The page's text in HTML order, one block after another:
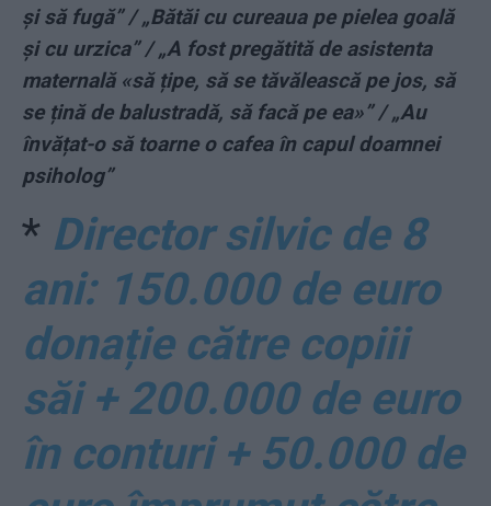
și să fugă” / „Bătăi cu cureaua pe pielea goală
și cu urzica” / „A fost pregătită de asistenta
maternală «să țipe, să se tăvălească pe jos, să
se țină de balustradă, să facă pe ea»” / „Au
învățat-o să toarne o cafea în capul doamnei
psiholog”
* Director silvic de 8
ani: 150.000 de euro
donație către copiii
săi + 200.000 de euro
în conturi + 50.000 de